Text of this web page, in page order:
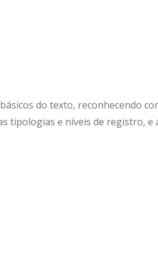
do texto, reconhecendo
tipologias e níveis de registro, e